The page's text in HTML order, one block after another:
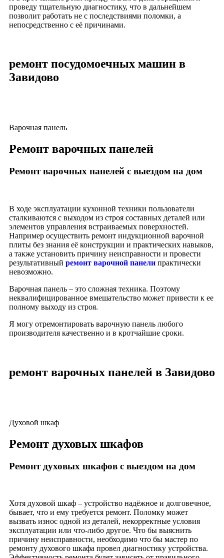
проведу тщательную диагностику, что в дальнейшем
позволит работать не с последствиями поломки, а
непосредственно с её причинами.
ремонт посудомоечных машин в
Завидово
Варочная панель
Ремонт варочных панелей
Ремонт варочных панелей с выездом на дом
В ходе эксплуатации кухонной техники пользователи
сталкиваются с выходом из строя составных деталей или
элементов управления встраиваемых поверхностей.
Например осуществить ремонт индукционной варочной
плиты без знания её конструкции и практических навыков,
а также установить причину неисправности и провести
результативный ремонт варочной панели практически
невозможно.
Варочная панель – это сложная техника. Поэтому
неквалифицированное вмешательство может привести к ее
полному выходу из строя.
Я могу отремонтировать варочную панель любого
производителя качественно и в кротчайшие сроки.
ремонт варочных панелей в Завидово
Духовой шкаф
Ремонт духовых шкафов
Ремонт духовых шкафов с выездом на дом
Хотя духовой шкаф – устройство надёжное и долговечное,
бывает, что и ему требуется ремонт. Поломку может
вызвать износ одной из деталей, некорректные условия
эксплуатации или что-либо другое. Что бы выяснить
причину неисправности, необходимо что бы мастер по
ремонту духового шкафа провел диагностику устройства.